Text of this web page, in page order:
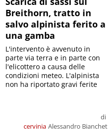
Breithorn, tratto in
salvo alpinista ferito a
una gamba
cervinia
di
Alessandro Bianchet
L'intervento è avvenuto in
parte via terra e in parte con
l'elicottero a causa delle
condizioni meteo. L'alpinista
non ha riportato gravi ferite